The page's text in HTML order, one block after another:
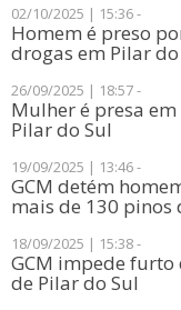
02/10/2025 | 15:36 -
Homem é preso
drogas em Pilar do
26/09/2025 | 18:57 -
Mulher é presa
Pilar do Sul
19/09/2025 | 13:46 -
GCM detém
mais de 130 pinos
18/09/2025 | 15:38 -
GCM impede furto
de Pilar do Sul